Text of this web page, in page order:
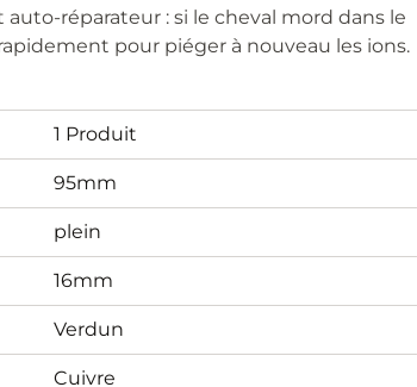
réparateur : si le cheval mord dans le
pour piéger à nouveau les ions.
1 Produit
95mm
plein
16mm
Verdun
Cuivre